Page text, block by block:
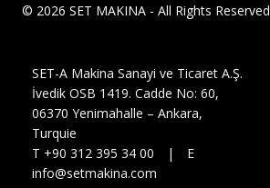
© 2026 SET MAKINA - All Rights Reserved
SET-A Makina Sanayi ve Ticaret A.Ş.
İvedik OSB 1419. Cadde No: 60,
06370 Yenimahalle – Ankara,
Turquie
T +90 312 395 34 00 | E
info@setmakina.com